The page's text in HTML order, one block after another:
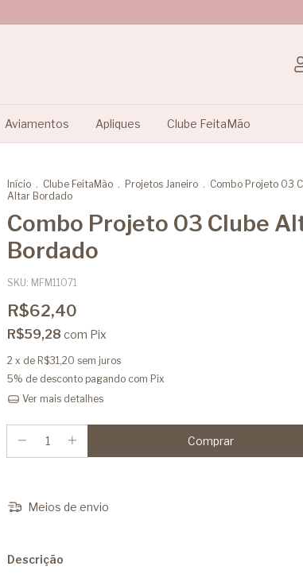
Aviamentos Apliques Clube FeitaMão
Início . Clube FeitaMão . Projetos Janeiro . Combo Projeto 03
Altar Bordado
Combo Projeto 03 Clube
Bordado
SKU: MFM11071
R$62,40
R$59,28 com Pix
2 x de R$31,20 sem juros
5% de desconto pagando com Pix
Ver mais detalhes
Meios de envio
Descrição